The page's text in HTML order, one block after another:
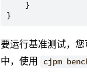
    }
要运行基准测试，
中，使用
cjpm